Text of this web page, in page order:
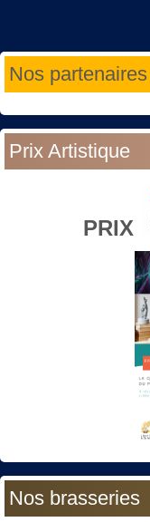
Nos partenaires
Prix Artistique
PRIX
Nos brasseries
Année
précédente
Mois
précédent
Année
suivante
Mois
suivant